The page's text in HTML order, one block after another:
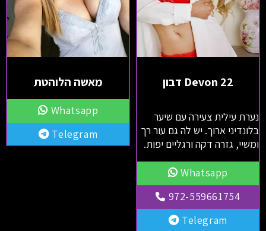
Devon 22 דבון
נערת עילית צעירה עם שיער
בלונדיני ארוך. יש לה גם עור רך
ומשיי, גזרה דקה ורגליים יפות.
Whatsapp
972-559661754
Telegram
מאשה הלוהטת
Whatsapp
Telegram